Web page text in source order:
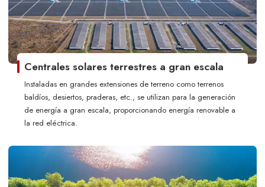
Centrales solares terrestres a gran escala
Instaladas en grandes extensiones de terreno como terrenos
baldíos, desiertos, praderas, etc., se utilizan para la generación
de energía a gran escala, proporcionando energía renovable a
la red eléctrica.